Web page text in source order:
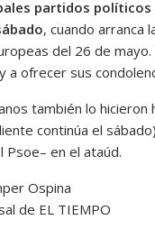
partidos
, cuando arranca
del 26 de
a ofrecer sus
también lo
continúa el
Psoe– en el ataúd.
Ospina
de EL TIEMPO